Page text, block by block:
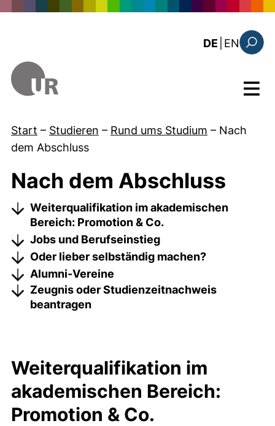
DE EN: the
Menü
Start – Studieren – Rund ums Studium – Nach
dem Abschluss
Nach dem Abschluss
Weiterqualifikation im akademischen
Bereich: Promotion & Co.
Jobs und Berufseinstieg
Oder lieber selbständig machen?
Alumni-Vereine
Zeugnis oder Studienzeitnachweis
beantragen
Weiterqualifikation im
akademischen Bereich:
Promotion & Co.